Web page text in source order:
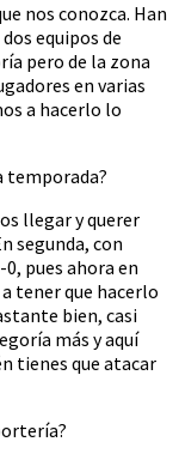
nos conozca. Han
equipos de
pero de la zona
en varias
a hacerlo lo
temporada?
llegar y querer
segunda, con
pues ahora en
tener que hacerlo
bien, casi
más y aquí
tienes que atacar